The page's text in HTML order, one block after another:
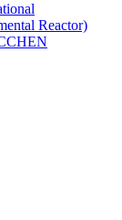
Reactor)